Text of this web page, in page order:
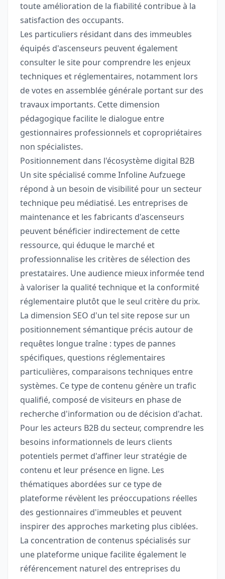
toute amélioration de la fiabilité contribue à la
satisfaction des occupants.
Les particuliers résidant dans des immeubles
équipés d'ascenseurs peuvent également
consulter le site pour comprendre les enjeux
techniques et réglementaires, notamment lors
de votes en assemblée générale portant sur des
travaux importants. Cette dimension
pédagogique facilite le dialogue entre
gestionnaires professionnels et copropriétaires
non spécialistes.
Positionnement dans l'écosystème digital B2B
Un site spécialisé comme Infoline Aufzuege
répond à un besoin de visibilité pour un secteur
technique peu médiatisé. Les entreprises de
maintenance et les fabricants d'ascenseurs
peuvent bénéficier indirectement de cette
ressource, qui éduque le marché et
professionnalise les critères de sélection des
prestataires. Une audience mieux informée tend
à valoriser la qualité technique et la conformité
réglementaire plutôt que le seul critère du prix.
La dimension SEO d'un tel site repose sur un
positionnement sémantique précis autour de
requêtes longue traîne : types de pannes
spécifiques, questions réglementaires
particulières, comparaisons techniques entre
systèmes. Ce type de contenu génère un trafic
qualifié, composé de visiteurs en phase de
recherche d'information ou de décision d'achat.
Pour les acteurs B2B du secteur, comprendre les
besoins informationnels de leurs clients
potentiels permet d'affiner leur stratégie de
contenu et leur présence en ligne. Les
thématiques abordées sur ce type de
plateforme révèlent les préoccupations réelles
des gestionnaires d'immeubles et peuvent
inspirer des approches marketing plus ciblées.
La concentration de contenus spécialisés sur
une plateforme unique facilite également le
référencement naturel des entreprises du